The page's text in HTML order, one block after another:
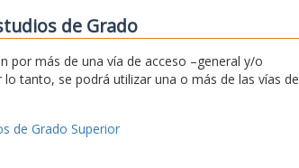
de Grado
por más de una vía de acceso –general y/o
tanto, se podrá utilizar una o más de las vías de
de Grado Superior